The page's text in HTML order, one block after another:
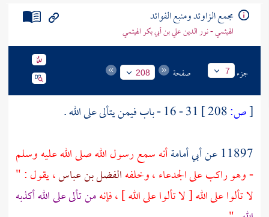
مجمع الزاوئد ومنبع الفوائد
الهيثمي - نور الدين علي بن أبي بكر الهيثمي
جزء 7 صفحة 208
[ص:
31 - 16 - باب فيمن يتألى على الله .
11897 عن
أبي أمامةأنه سمع رسول الله صلى الله عليه وسلم
- وهو راكب على الجدعاء ، وخلفهالفضل بن عباس، يقول : "
لا تألوا على الله [ لا تألوا على الله ] ، فإنهمن تألى على الله أكذبه